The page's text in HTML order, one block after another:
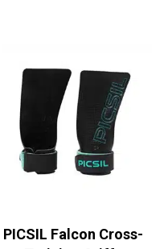
PICSIL Falcon Cross-